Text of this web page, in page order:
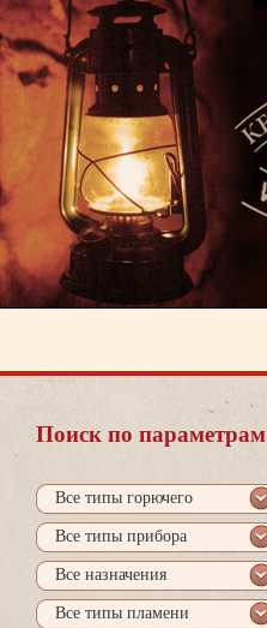
Поиск по параметрам
се типы горючего
се типы прибора
се назначения
се типы пламени